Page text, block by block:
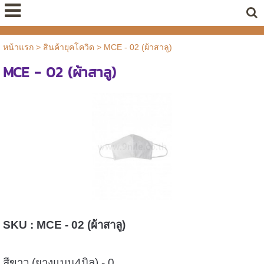
หน้าแรก> สินค้ายุคโควิด > MCE - 02 (ผ้าสาลู)
MCE - 02 (ผ้าสาลู)
SKU : MCE - 02 (ผ้าสาลู)